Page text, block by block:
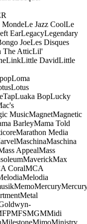
MondeLe Jazz CoolLe
EarLegacyLegendary
JoeLes Disques
The AtticLil'
LinkLittle DavidLittle
Loma
Lotus
Luaka BopLucky
MusicMagnetMagnetic
BarleyMama Told
Marathon Media
MaschinaMaschina
AppealMass
MaverickMax
CoralMCA
Melodia
MemoMercury
Metal
MFSMGMMidi